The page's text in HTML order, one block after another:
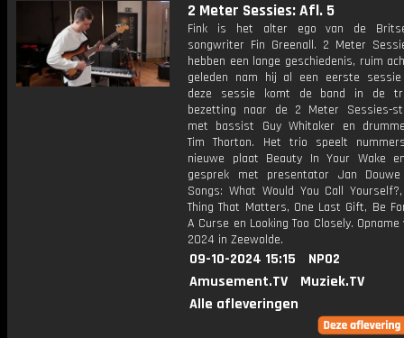
2 Meter Sessies: Afl. 5
Fink is het alter ego van de
songwriter Fin Greenall. 2 Meter
hebben een lange geschiedenis, ruim
geleden nam hij al een eerste
deze sessie komt de band in de
bezetting naar de 2 Meter Sessies-
met bassist Guy Whitaker en
Tim Thorton. Het trio speelt
nieuwe plaat Beauty In Your Wake
gesprek met presentator Jan Douwe
Songs: What Would You Call
Thing That Matters, One Last Gift, Be
A Curse en Looking Too Closely. Opname
2024 in Zeewolde.
09-10-2024 15:15
NPO2
Amusement.TV
Muziek.TV
Alle afleveringen